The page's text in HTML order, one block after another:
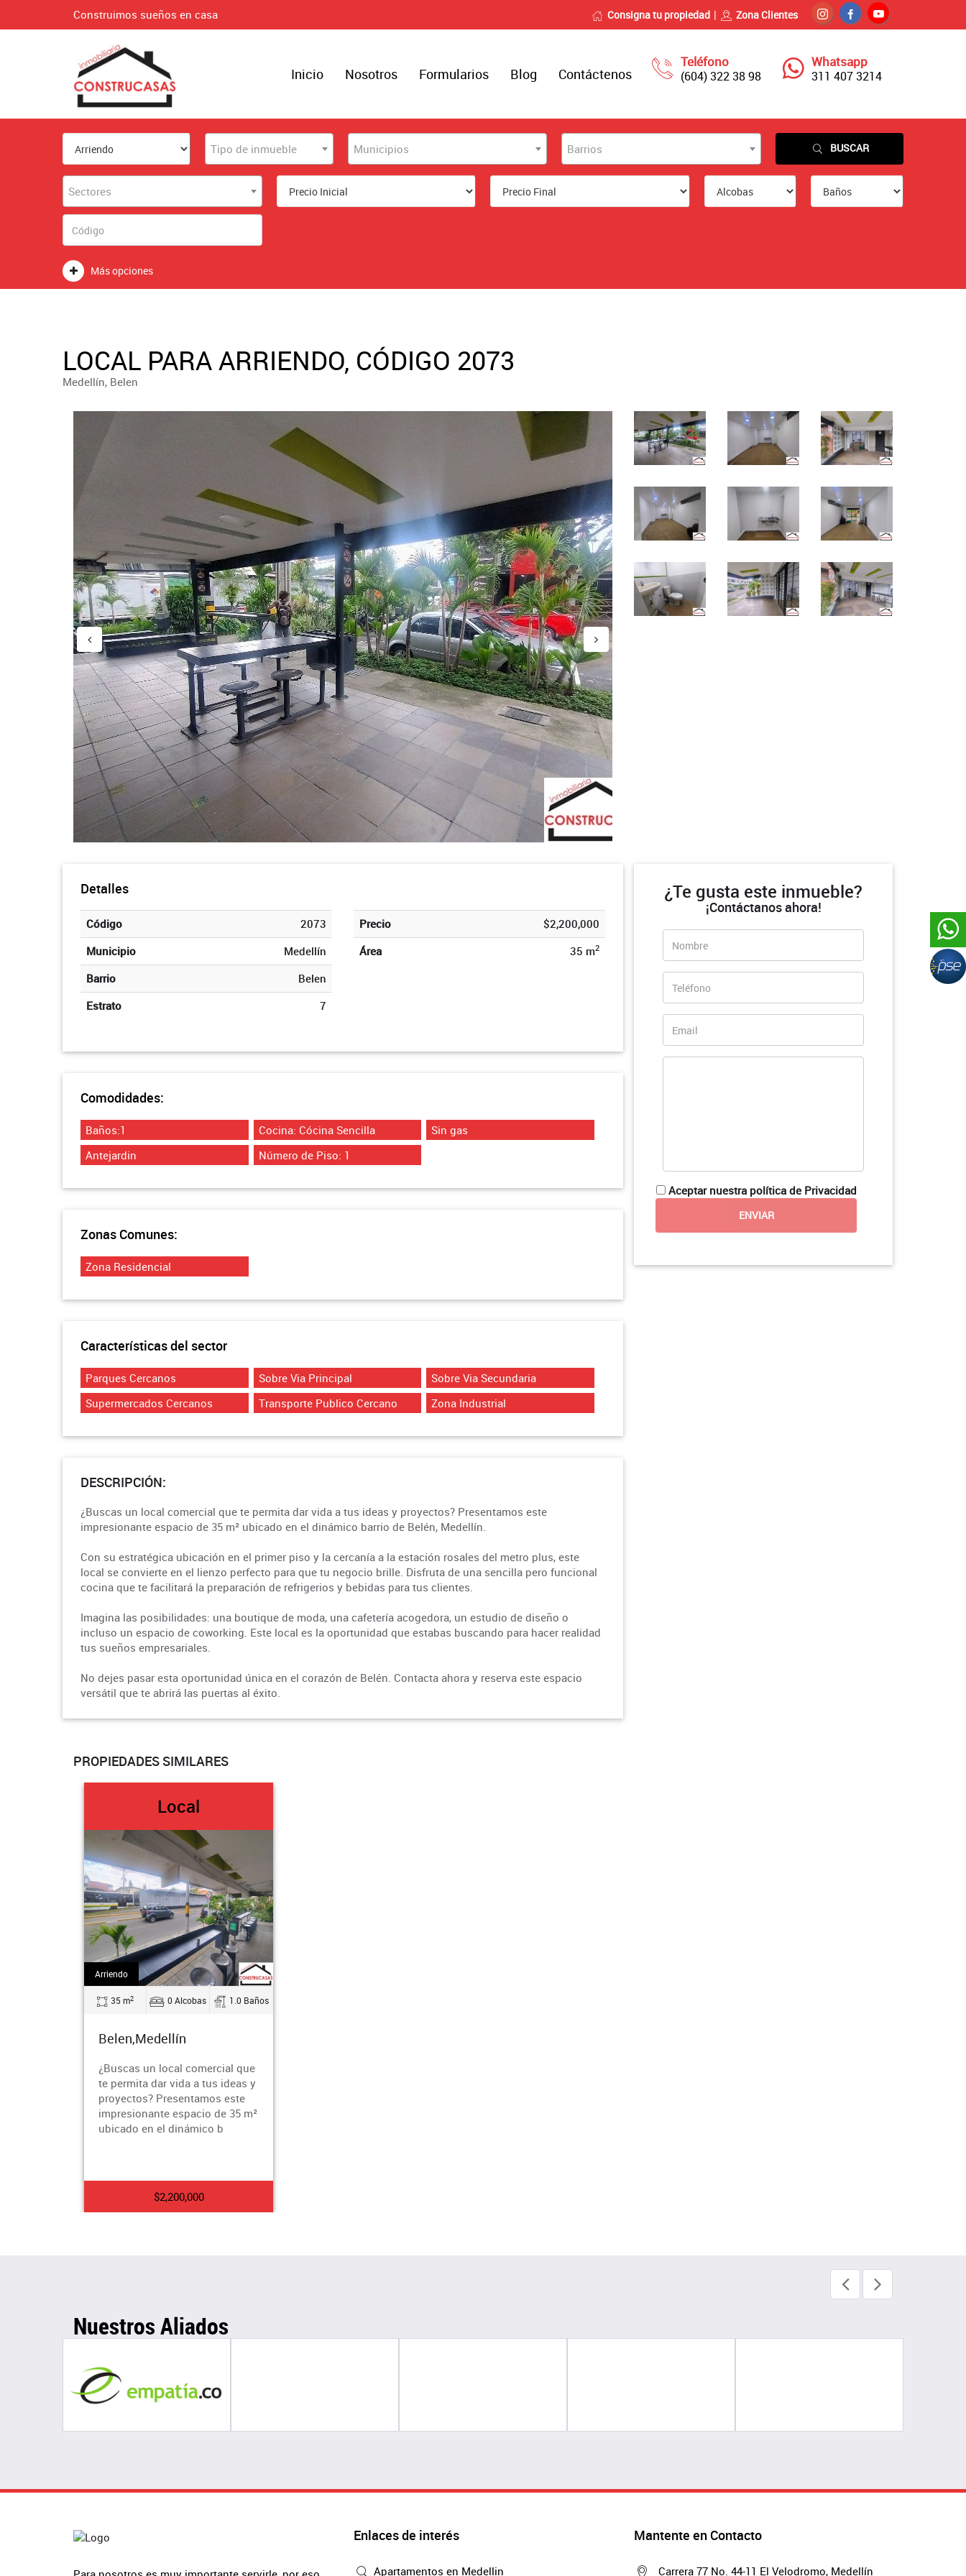
Construimos sueños en casa Consigna tu propiedad Zona Clientes
Teléfono
(604) 322 38 98
Whatsapp
311 407 3214
Inicio Nosotros Formularios Blog Contáctenos
Tipo de inmueble Municipios Barrios BUSCAR
Sectores
Más opciones
LOCAL PARA ARRIENDO, CÓDIGO 2073
Medellín, Belen
Detalles
Código
2073
Municipio
Medellín
Barrio
Belen
Estrato
7
Precio
$2,200,000
Área
35 m2
Comodidades:
Baños:1 Cocina: Cócina Sencilla
Sin gas
Antejardin
Número de Piso: 1
Zonas Comunes:
Zona Residencial
Características del sector
Parques Cercanos Sobre Via Principal
Sobre Via Secundaria
Supermercados Cercanos
Transporte Publico Cercano Zona Industrial
DESCRIPCIÓN:
¿Buscas un local comercial que te permita dar vida a tus ideas y proyectos? Presentamos este
impresionante espacio de 35 m² ubicado en el dinámico barrio de Belén, Medellín.
Con su estratégica ubicación en el primer piso y la cercanía a la estación rosales del metro plus, este
local se convierte en el lienzo perfecto para que tu negocio brille. Disfruta de una sencilla pero funcional
cocina que te facilitará la preparación de refrigerios y bebidas para tus clientes.
Imagina las posibilidades: una boutique de moda, una cafetería acogedora, un estudio de diseño o
incluso un espacio de coworking. Este local es la oportunidad que estabas buscando para hacer realidad
tus sueños empresariales.
No dejes pasar esta oportunidad única en el corazón de Belén. Contacta ahora y reserva este espacio
versátil que te abrirá las puertas al éxito.
¿Te gusta este inmueble?
¡Contáctanos ahora!
Aceptar nuestra política de Privacidad
PROPIEDADES SIMILARES
Local
Arriendo
35 m2 0 Alcobas 1.0 Baños
Belen,Medellín
¿Buscas un local comercial que
te permita dar vida a tus ideas y
proyectos? Presentamos este
impresionante espacio de 35 m²
ubicado en el dinámico b
$2,200,000
Nuestros Aliados
Enlaces de interés
Apartamentos en Medellin
Mantente en Contacto
Carrera 77 No. 44-11 El Velodromo, Medellín